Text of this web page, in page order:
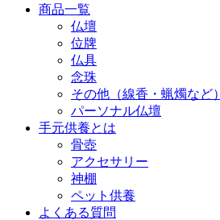
商品一覧
仏壇
位牌
仏具
念珠
その他（線香・蝋燭など）
パーソナル仏壇
手元供養とは
骨壺
アクセサリー
神棚
ペット供養
よくある質問